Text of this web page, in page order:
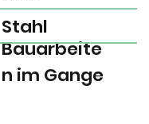
Stahl
Bauarbeite
n im Gange